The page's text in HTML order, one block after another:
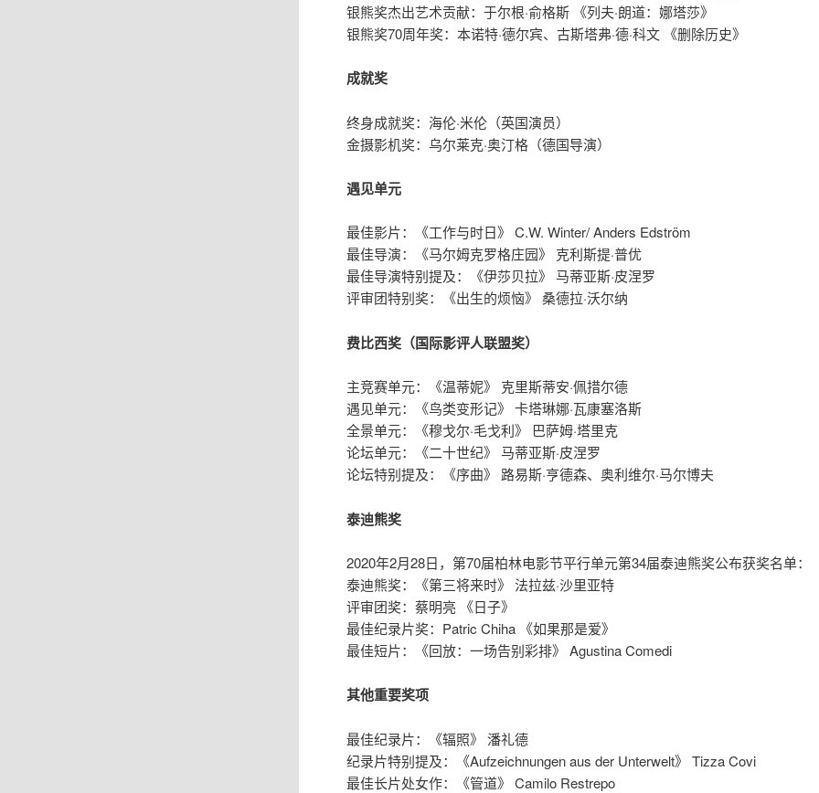
银熊奖杰出艺术贡献：于尔根·俞格斯 《列夫·朗道：娜塔莎》
银熊奖70周年奖：本诺特·德尔宾、古斯塔弗·德·科文 《删除历史》
成就奖
终身成就奖：海伦·米伦（英国演员）
金摄影机奖：乌尔莱克·奥汀格（德国导演）
遇见单元
最佳影片：《工作与时日》 C.W. Winter/ Anders Edström
最佳导演：《马尔姆克罗格庄园》 克利斯提·普优
最佳导演特别提及：《伊莎贝拉》 马蒂亚斯·皮涅罗
评审团特别奖：《出生的烦恼》 桑德拉·沃尔纳
费比西奖（国际影评人联盟奖）
主竞赛单元：《温蒂妮》 克里斯蒂安·佩措尔德
遇见单元：《鸟类变形记》 卡塔琳娜·瓦康塞洛斯
全景单元：《穆戈尔·毛戈利》 巴萨姆·塔里克
论坛单元：《二十世纪》 马蒂亚斯·皮涅罗
论坛特别提及：《序曲》 路易斯·亨德森、奥利维尔·马尔博夫
泰迪熊奖
2020年2月28日，第70届柏林电影节平行单元第34届泰迪熊奖公布获奖名单：
泰迪熊奖：《第三将来时》 法拉兹·沙里亚特
评审团奖：蔡明亮 《日子》
最佳纪录片奖：Patric Chiha 《如果那是爱》
最佳短片：《回放：一场告别彩排》 Agustina Comedi
其他重要奖项
最佳纪录片：《辐照》 潘礼德
纪录片特别提及：《Aufzeichnungen aus der Unterwelt》 Tizza Covi
最佳长片处女作：《管道》 Camilo Restrepo